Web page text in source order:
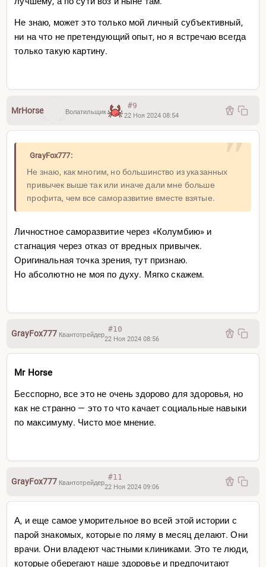
Не знаю, может это только мой личный субъективный,
ни на что не претендующий опыт, но я встречаю всегда
только такую картину.
MrHorse Волатильщик
#9
22 Ноя 2024 08:54
GrayFox777:
Не знаю, как многим, но большинство из указанных
привычек выше так или иначе дали мне больше
профита, чем все саморазвитие вместе взятые.
Личностное саморазвитие через «Колумбию» и
стагнация через отказ от вредных привычек.
Оригинальная точка зрения, тут признаю.
Но абсолютно не моя по духу. Мягко скажем.
GrayFox777 Квантотрейдер
#10
22 Ноя 2024 08:56
Mr Horse
Бесспорно, все это не очень здорово для здоровья, но
как не странно — это то что качает социальные навыки
по максимуму. Чисто мое мнение.
GrayFox777 Квантотрейдер
#11
22 Ноя 2024 09:06
А, и еще самое уморительное во всей этой истории с
парой знакомых, которые по ляму в месяц делают. Они
врачи. Они владеют частными клиниками. Это те люди,
которые оберегают наше здоровье и предпочитают